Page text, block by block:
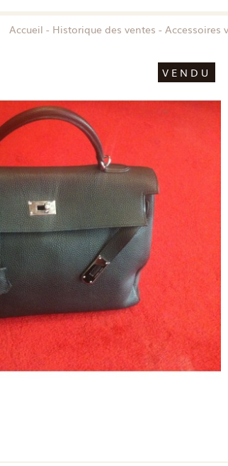
Accueil Historique des ventes Accessoires
VENDU